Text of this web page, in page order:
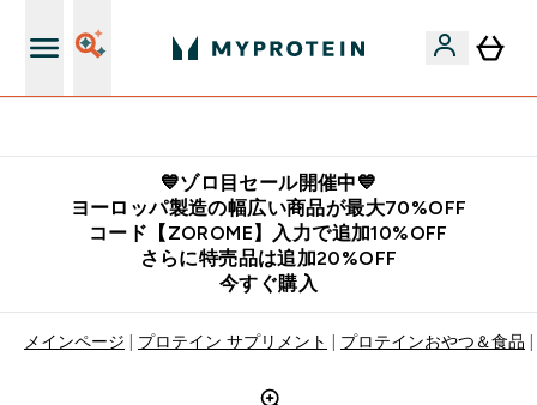
💙ゾロ目セール開催中💙
ヨーロッパ製造の幅広い商品が最大70%OFF
コード【ZOROME】入力で追加10%OFF
さらに特売品は追加20%OFF
今すぐ購入
メインページ プロテイン サプリメント プロテインおやつ＆食品